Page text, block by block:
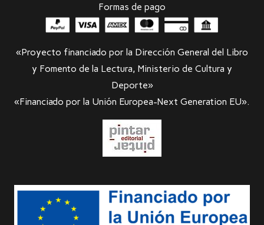
Formas de pago
«Proyecto financiado por la Dirección General del Libro
y Fomento de la Lectura, Ministerio de Cultura y
Deporte»
«Financiado por la Unión Europea-Next Generation EU».